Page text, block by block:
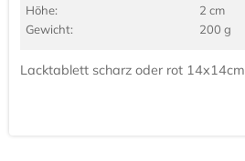
Höhe:
2 cm
Gewicht:
200 g
Lacktablett scharz oder rot 14x14cm